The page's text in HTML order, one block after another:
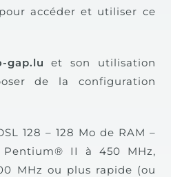
accéder et utiliser ce
gap.lu et son utilisation
de la configuration
128 – 128 Mo de RAM –
Pentium® II à 450 MHz,
MHz ou plus rapide (ou